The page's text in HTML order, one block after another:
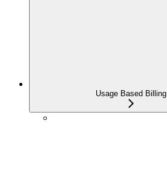
Usage Based Billing